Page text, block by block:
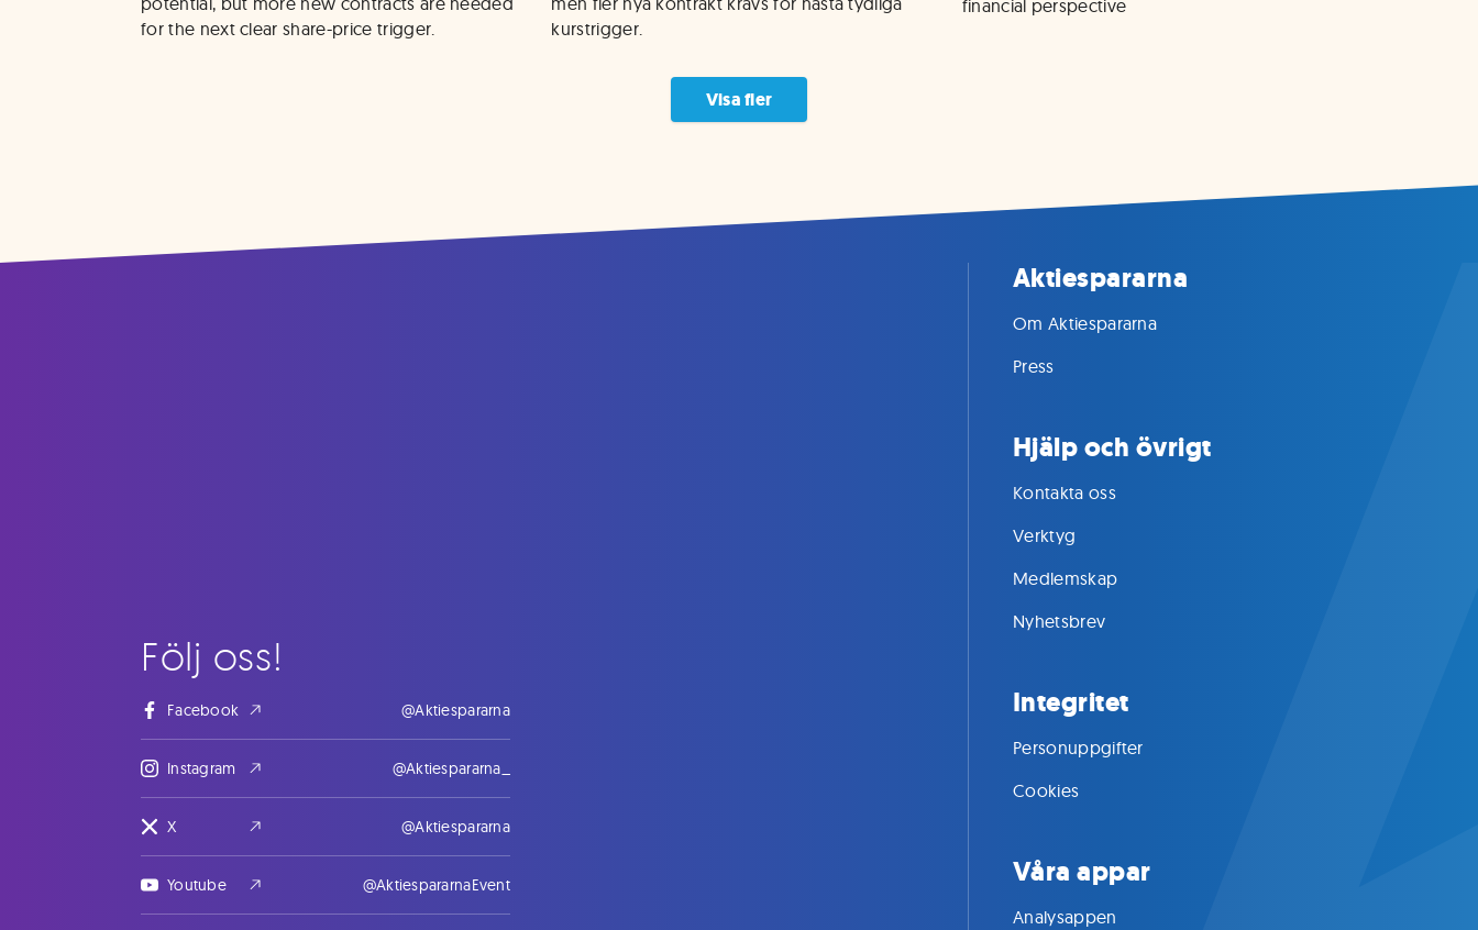
for the next clear share-price trigger.
kurstrigger.
financial perspective
Visa fler
Följ oss!
Facebook @Aktiespararna
Instagram @Aktiespararna_
X @Aktiespararna
Youtube @AktiespararnaEvent
Aktiespararna
Om Aktiespararna
Press
Hjälp och övrigt
Kontakta oss
Verktyg
Medlemskap
Nyhetsbrev
Integritet
Personuppgifter
Cookies
Våra appar
Analysappen